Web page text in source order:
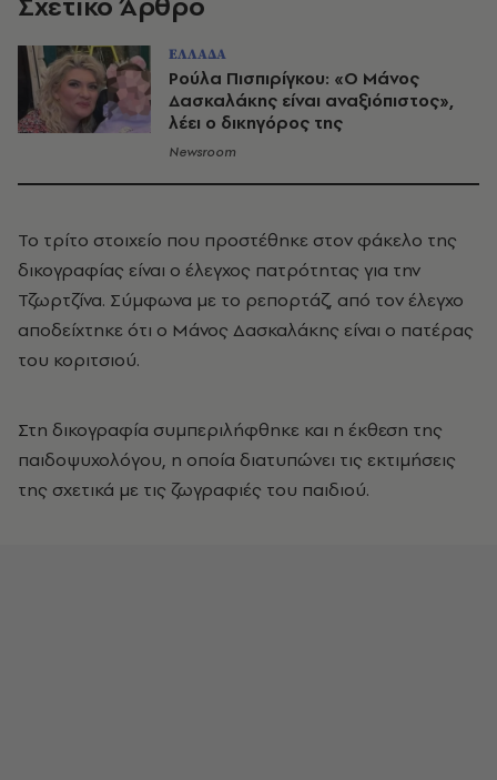
ΕΛΛΑΔΑ
Ρούλα Πισπιρίγκου: «Ο Μάνος
Δασκαλάκης είναι αναξιόπιστος»,
λέει ο δικηγόρος της
Newsroom
Το τρίτο στοιχείο που προστέθηκε στον φάκελο της
δικογραφίας είναι ο έλεγχος πατρότητας για την
Τζωρτζίνα. Σύμφωνα με το ρεπορτάζ, από τον έλεγχο
αποδείχτηκε ότι ο Μάνος Δασκαλάκης είναι ο πατέρας
του κοριτσιού.
Στη δικογραφία συμπεριλήφθηκε και η έκθεση της
παιδοψυχολόγου, η οποία διατυπώνει τις εκτιμήσεις
της σχετικά με τις ζωγραφιές του παιδιού.